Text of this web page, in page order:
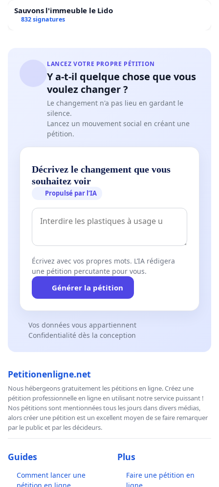
Sauvons l'immeuble le Lido
832 signatures
LANCEZ VOTRE PROPRE PÉTITION
Y a-t-il quelque chose que vous
voulez changer ?
Le changement n'a pas lieu en gardant le
silence.
Lancez un mouvement social en créant une
pétition.
Décrivez le changement que vous
souhaitez voir
Propulsé par l’IA
Écrivez avec vos propres mots. L’IA rédigera
une pétition percutante pour vous.
Générer la pétition
Vos données vous appartiennent
Confidentialité dès la conception
Petitionenligne.net
Nous hébergeons gratuitement les pétitions en ligne. Créez une
pétition professionnelle en ligne en utilisant notre service puissant !
Nos pétitions sont mentionnées tous les jours dans divers médias,
alors créer une pétition est un excellent moyen de se faire remarquer
par le public et par les décideurs.
Guides
Comment lancer une
Plus
Faire une pétition en